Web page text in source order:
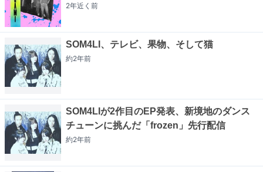
2年近く 前
SOM4LI、テレビ、果物、そして猫
約2年前
SOM4LIが2作目のEP発表、新境地のダンス
チューンに挑んだ「frozen」先行配信
約2年前